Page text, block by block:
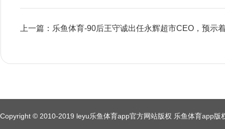
上一篇：乐鱼体育-90后王守诚出任永辉超市CEO，预示
Copyright © 2010-2019 leyu乐鱼体育app官方网站版权 乐鱼体育app